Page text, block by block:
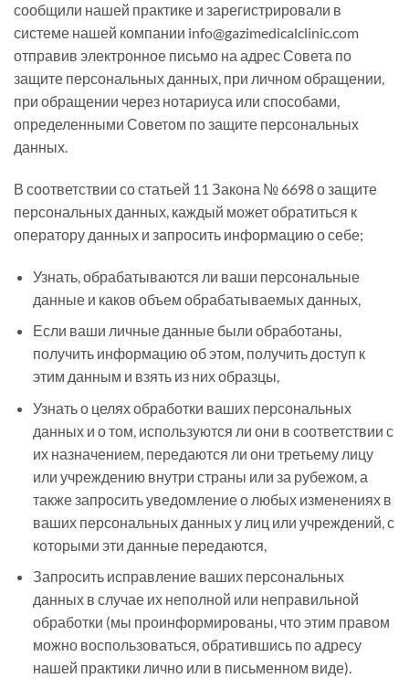
сообщили нашей практике и зарегистрировали в
системе нашей компании info@gazimedicalclinic.com
отправив электронное письмо на адрес Совета по
защите персональных данных, при личном обращении,
при обращении через нотариуса или способами,
определенными Советом по защите персональных
данных.
В соответствии со статьей 11 Закона № 6698 о защите
персональных данных, каждый может обратиться к
оператору данных и запросить информацию о себе;
Узнать, обрабатываются ли ваши персональные
данные и каков объем обрабатываемых данных,
Если ваши личные данные были обработаны,
получить информацию об этом, получить доступ к
этим данным и взять из них образцы,
Узнать о целях обработки ваших персональных
данных и о том, используются ли они в соответствии с
их назначением, передаются ли они третьему лицу
или учреждению внутри страны или за рубежом, а
также запросить уведомление о любых изменениях в
ваших персональных данных у лиц или учреждений, с
которыми эти данные передаются,
Запросить исправление ваших персональных
данных в случае их неполной или неправильной
обработки (мы проинформированы, что этим правом
можно воспользоваться, обратившись по адресу
нашей практики лично или в письменном виде).